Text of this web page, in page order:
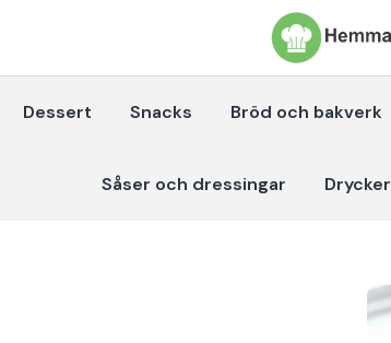
Dessert Snacks Bröd och bakverk
Såser och dressingar Drycker